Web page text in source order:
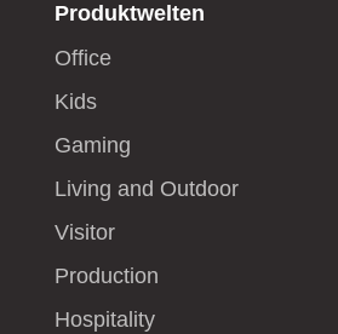
Produktwelten
Office
Kids
Gaming
Living and Outdoor
Visitor
Production
Hospitality